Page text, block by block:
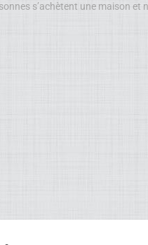
s’achètent une maison et